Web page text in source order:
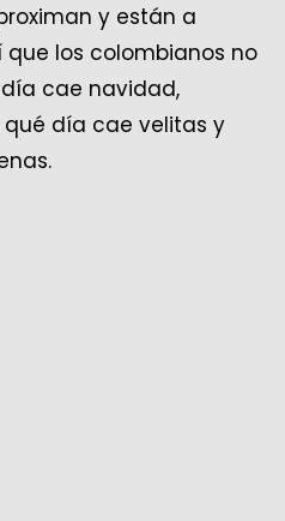
y están a
los colombianos no
cae navidad,
día cae velitas y